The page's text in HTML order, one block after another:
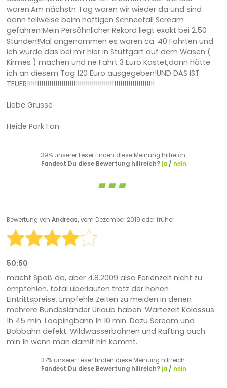
waren.Am nächstn Tag waren wir wieder da und sind
dann teilweise beim häftigen Schneefall Scream
gefahren!Mein Persöhnlicher Rekord liegt exakt bei 2,50
Stunden!Mal angenommen es waren ca. 40 Fahrten und
ich würde das bei mir hier in Stuttgart auf dem Wasen (
Kirmes ) machen und ne Fahrt 3 Euro Kostet,dann hätte
ich an diesem Tag 120 Euro ausgegeben!UND DAS IST
TEUER!!!!!!!!!!!!!!!!!!!!!!!!!!!!!!!!!!!!!!!!!!!!!!!!!!!!!!!!!!!!!!!
Liebe Grüsse
Heide Park Fan
39% unserer Leser finden diese Meinung hilfreich.
Fandest Du diese Bewertung hilfreich? ja/ nein
Bewertung von Andreas,vom Dezember 2019 oder früher
50:50
macht Spaß da, aber 4.8.2009 also Ferienzeit nicht zu
empfehlen. total überlaufen trotz der hohen
Eintrittspreise. Empfehle Zeiten zu meiden in denen
mehrere Bundesländer Urlaub haben. Wartezeit Kolossus
1h 45 min. Loopingbahn 1h 10 min. Dazu Scream und
Bobbahn defekt. Wildwasserbahnen und Rafting auch
min 1h wenn man damit hin kommt.
37% unserer Leser finden diese Meinung hilfreich.
Fandest Du diese Bewertung hilfreich? ja/ nein